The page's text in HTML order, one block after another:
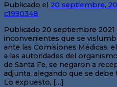
Publicado el 20 septiembre,
c1990348
Publicado 20 septiembre
inconvenientes que se
ante las Comisiones Médicas,
a las autoridades del
de Santa Fe, se negaron a
adjunta, alegando que se
Lo expuesto, […]